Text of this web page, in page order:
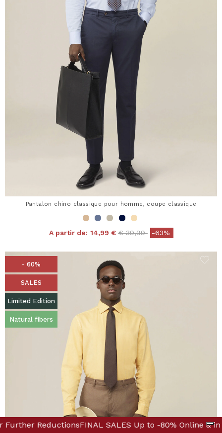
Discover Further Reductions FINAL SALES Up to -
Pantalon chino classique pour homme, coupe classique
A partir de: 14,99 € Price reduced from
€ 39,99to-63%
- 60%
SALES
Limited Edition
Natural fibers
Online & in Boutique! Discover Further Reductions